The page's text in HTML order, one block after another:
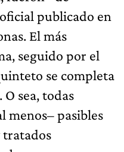
publicado en
El más
seguido por el
se completa
sea, todas
menos– pasibles
tratados